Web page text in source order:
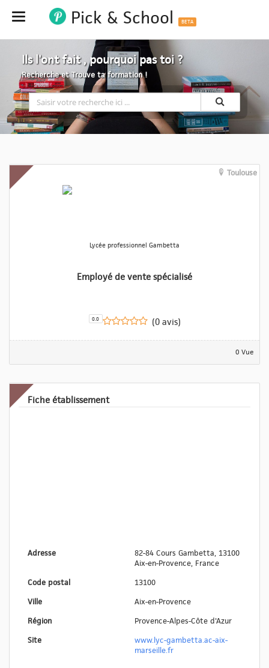
Hide Pick & School BETA
Ils l'ont fait , pourquoi pas toi ?
Recherche et Trouve ta formation !
Toulouse
Lycée professionnel Gambetta
Employé de vente spécialisé
0.0 (0 avis)
0 Vue
Fiche établissement
Adresse
82-84 Cours Gambetta, 13100
Aix-en-Provence, France
Code postal
13100
Ville
Aix-en-Provence
Région
Provence-Alpes-Côte d'Azur
Site
www.lyc-gambetta.ac-aix-
marseille.fr